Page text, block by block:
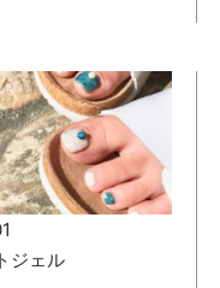
ジェル